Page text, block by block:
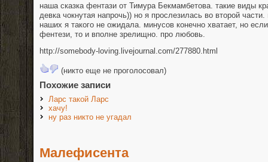
наша сказка фентази от Тимура Бекмамбетова. такие виды
девка чокнутая напрочь)) но я прослезилась во второй
наших я такого не ожидала. минусов конечно хватает, но
фентези, то и вполне зрелищно. про любовь.
http://somebody-loving.livejournal.com/277880.html
(никто еще не проголосовал)
Похожие записи
Ларс такой Ларс
хачу!
ну раз никто не угадал
Малефисента